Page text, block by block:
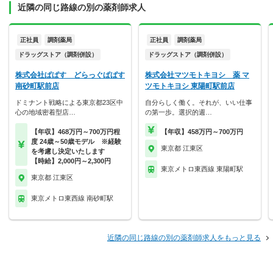
近隣の同じ路線の別の薬剤師求人
正社員 調剤薬局
ドラッグストア（調剤併設）
株式会社ぱぱす どらっぐぱぱす
南砂町駅前店
ドミナント戦略による東京都23区中
心の地域密着型店…
【年収】468万円～700万円程
度 24歳～50歳モデル ※経験
を考慮し決定いたします
【時給】2,000円～2,300円
東京都 江東区
東京メトロ東西線 南砂町駅
正社員 調剤薬局
ドラッグストア（調剤併設）
株式会社マツモトキヨシ 薬 マ
ツモトキヨシ 東陽町駅前店
自分らしく働く。それが、いい仕事
の第一歩。選択的週…
【年収】458万円～700万円
東京都 江東区
東京メトロ東西線 東陽町駅
近隣の同じ路線の別の薬剤師求人をもっと見る